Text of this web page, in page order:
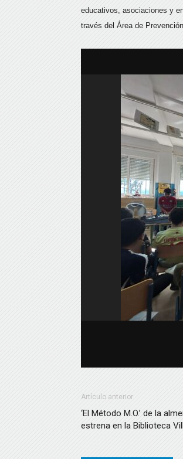
educativos, asociaciones y
través del Área de
Artículo anterior
‘El Método M.O.’ de la
estrena en la Biblioteca